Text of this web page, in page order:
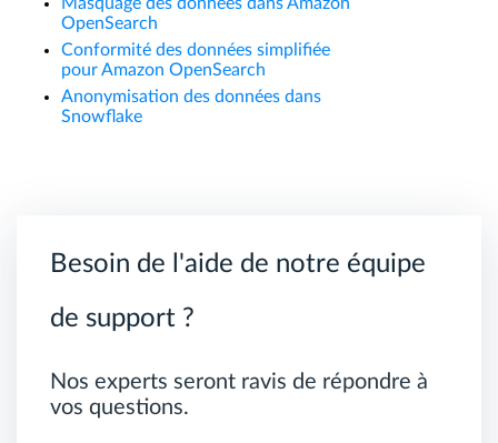
Masquage des données dans Amazon
OpenSearch
Conformité des données simplifiée
pour Amazon OpenSearch
Anonymisation des données dans
Snowflake
Besoin de l'aide de notre équipe
de support ?
Nos experts seront ravis de répondre à
vos questions.